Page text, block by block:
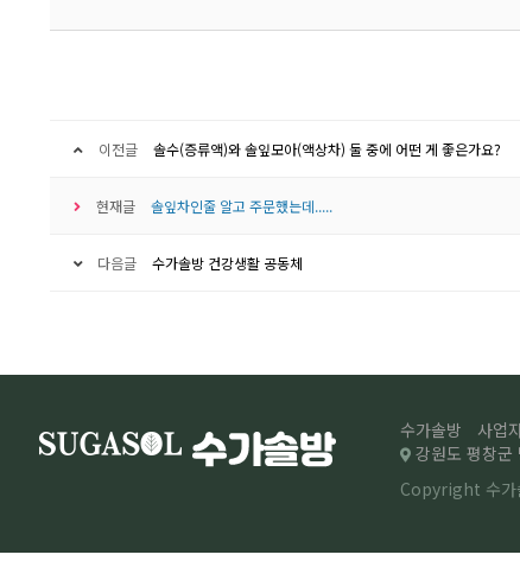
이전글 솔수(증류액)와 솔잎모아(액상차) 둘 중에 어떤 게 좋은가요?
현재글 솔잎차인줄 알고 주문했는데.....
다음글 수가솔방 건강생활 공동체
수가솔방 사업
강원도 평창
Copyright 수